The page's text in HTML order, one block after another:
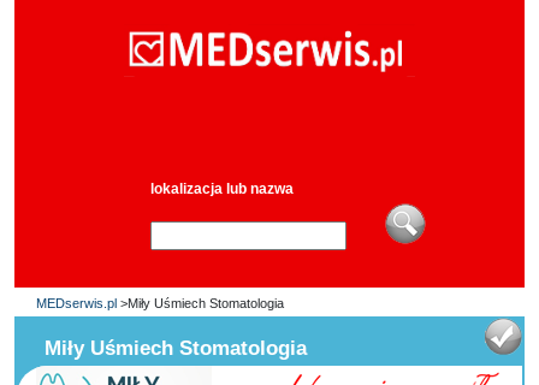
lokalizacja lub nazwa
MEDserwis.pl >Miły Uśmiech Stomatologia
Miły Uśmiech Stomatologia